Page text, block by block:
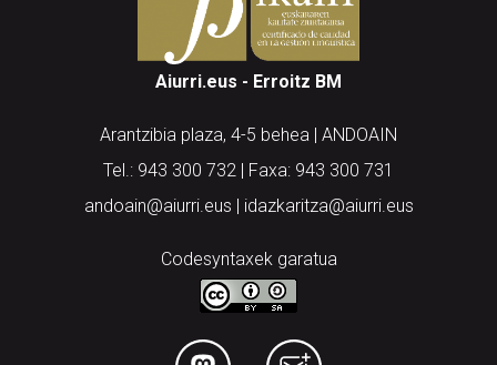
Aiurri.eus - Erroitz BM
Arantzibia plaza, 4-5 behea | ANDOAIN
Tel.: 943 300 732 | Faxa: 943 300 731
andoain@aiurri.eus | idazkaritza@aiurri.eus
Codesyntaxek garatua